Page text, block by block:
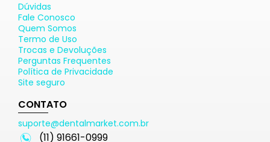
Dúvidas
Fale Conosco
Quem Somos
Termo de Uso
Trocas e Devoluções
Perguntas Frequentes
Política de Privacidade
Site seguro
CONTATO
suporte@dentalmarket.com.br
(11) 91661-0999